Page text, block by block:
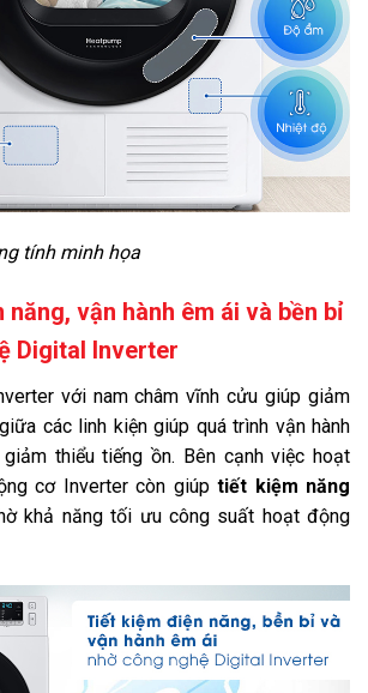
67 cm - Sâu 69.5 cm - Nặng 54 kg
tính minh họa
vận hành êm ái và bền bỉ
Digital Inverter
với nam châm vĩnh cửu giúp giảm
các linh kiện giúp quá trình vận hành
thiểu tiếng ồn. Bên cạnh việc hoạt
cơ Inverter còn giúptiết kiệm năng
khả năng tối ưu công suất hoạt động